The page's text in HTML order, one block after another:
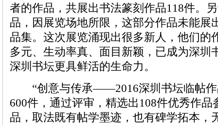
者的作品，共展出书法篆刻作品118件。
品，因展览场地所限，这部分作品未能展
品集。这次展览涌现出很多新人，他们的
多元、生动率真、面目新颖，已成为深圳
深圳书坛更具鲜活的生命力。
“创意与传承——2016深圳书坛临帖作
600件，通过评审，精选出108件优秀作品
品，取法既有帖学墨迹，也有碑学拓本，